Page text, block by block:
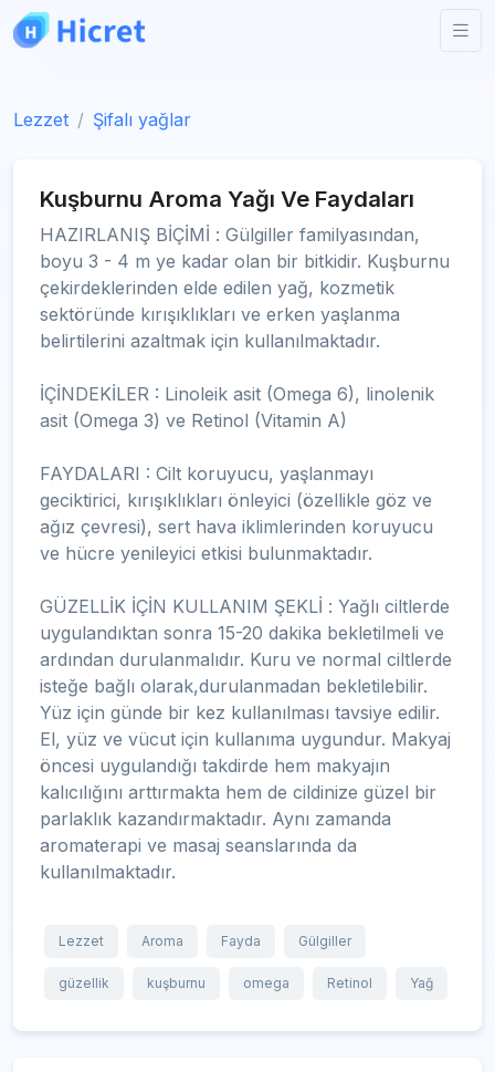
Lezzet Şifalı yağlar
Kuşburnu Aroma Yağı Ve Faydaları
HAZIRLANIŞ BİÇİMİ : Gülgiller familyasından,
boyu 3 - 4 m ye kadar olan bir bitkidir. Kuşburnu
çekirdeklerinden elde edilen yağ, kozmetik
sektöründe kırışıklıkları ve erken yaşlanma
belirtilerini azaltmak için kullanılmaktadır.
İÇİNDEKİLER : Linoleik asit (Omega 6), linolenik
asit (Omega 3) ve Retinol (Vitamin A)
FAYDALARI : Cilt koruyucu, yaşlanmayı
geciktirici, kırışıklıkları önleyici (özellikle göz ve
ağız çevresi), sert hava iklimlerinden koruyucu
ve hücre yenileyici etkisi bulunmaktadır.
GÜZELLİK İÇİN KULLANIM ŞEKLİ : Yağlı ciltlerde
uygulandıktan sonra 15-20 dakika bekletilmeli ve
ardından durulanmalıdır. Kuru ve normal ciltlerde
isteğe bağlı olarak,durulanmadan bekletilebilir.
Yüz için günde bir kez kullanılması tavsiye edilir.
El, yüz ve vücut için kullanıma uygundur. Makyaj
öncesi uygulandığı takdirde hem makyajın
kalıcılığını arttırmakta hem de cildinize güzel bir
parlaklık kazandırmaktadır. Aynı zamanda
aromaterapi ve masaj seanslarında da
kullanılmaktadır.
Lezzet Aroma Fayda Gülgiller
güzellik kuşburnu omega Retinol Yağ